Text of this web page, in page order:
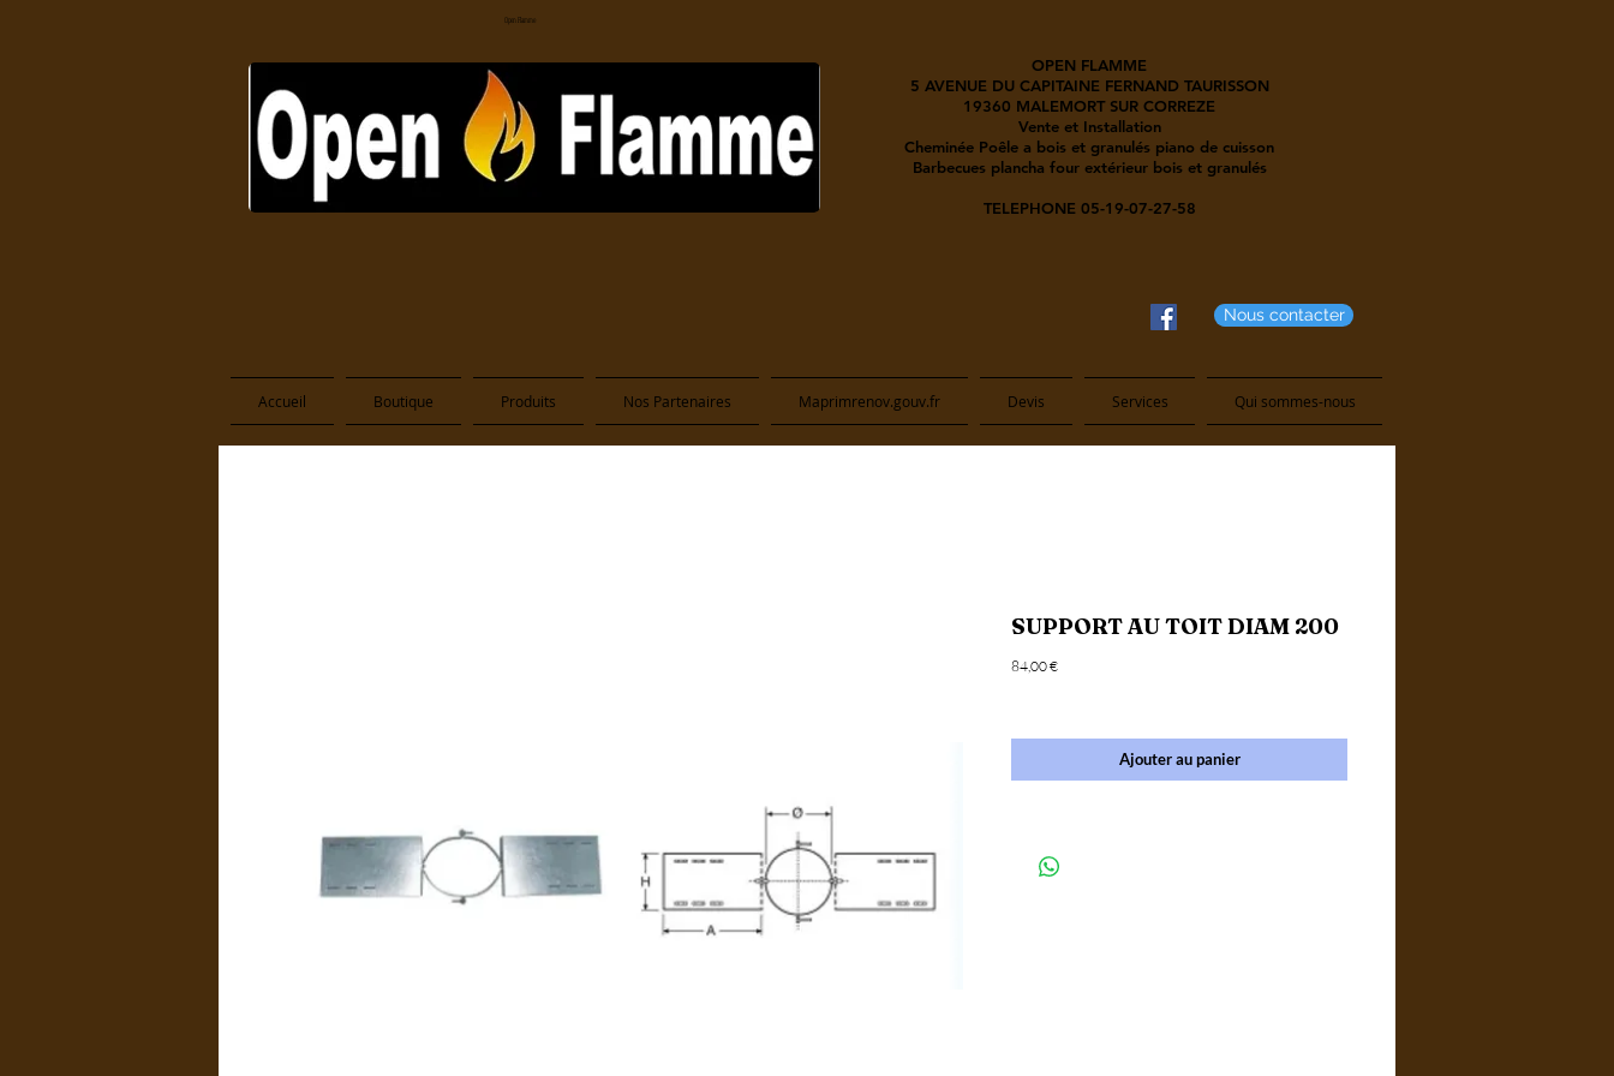
Open Flamme
OPEN FLAMME
5 AVENUE DU CAPITAINE FERNAND TAURISSON
19360 MALEMORT SUR CORREZE
Vente et Installation
Cheminée Poêle a bois et granulés piano de cuisson
Barbecues plancha four extérieur bois et granulés
TELEPHONE 05-19-07-27-58
Nous contacter
Accueil Boutique Produits Nos Partenaires Maprimrenov.gouv.fr Devis Services Qui sommes-nous
SUPPORT AU TOIT DIAM 200
84,00 €Price
Ajouter au panier